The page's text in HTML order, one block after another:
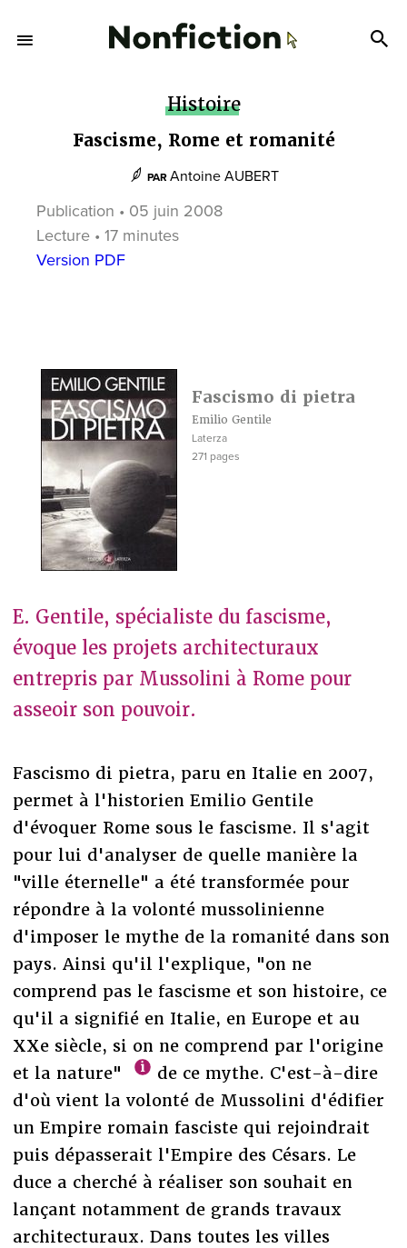
Histoire
Fascisme, Rome et romanité
PAR Antoine AUBERT
Publication • 05 juin 2008
Lecture • 17 minutes
Version PDF
Fascismo di pietra
Emilio Gentile
Laterza
271 pages
E. Gentile, spécialiste du fascisme,
évoque les projets architecturaux
entrepris par Mussolini à Rome pour
asseoir son pouvoir.
Fascismo di pietra, paru en Italie en 2007,
permet à l'historien Emilio Gentile
d'évoquer Rome sous le fascisme. Il s'agit
pour lui d'analyser de quelle manière la
"ville éternelle" a été transformée pour
répondre à la volonté mussolinienne
d'imposer le mythe de la romanité dans son
pays. Ainsi qu'il l'explique, "on ne
comprend pas le fascisme et son histoire, ce
qu'il a signifié en Italie, en Europe et au
XXe siècle, si on ne comprend par l'origine
et la nature"
de ce mythe. C'est-à-dire
d'où vient la volonté de Mussolini d'édifier
un Empire romain fasciste qui rejoindrait
puis dépasserait l'Empire des Césars. Le
duce a cherché à réaliser son souhait en
lançant notamment de grands travaux
architecturaux. Dans toutes les villes